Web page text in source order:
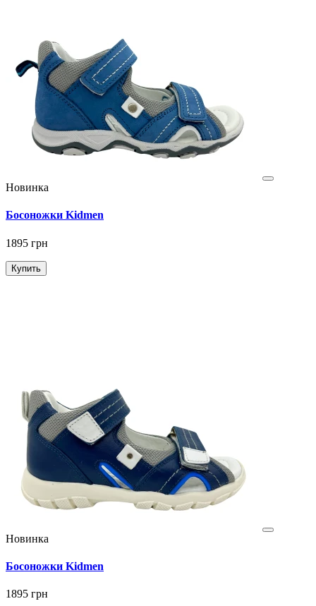
Новинка
Босоножки Kidmen
1895 грн
Купить
Новинка
Босоножки Kidmen
1895 грн